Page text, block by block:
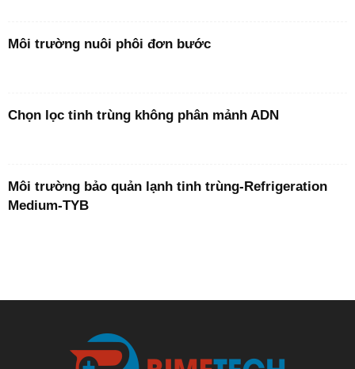
Môi trường nuôi phôi đơn bước
Chọn lọc tinh trùng không phân mảnh ADN
Môi trường bảo quản lạnh tinh trùng-Refrigeration
Medium-TYB